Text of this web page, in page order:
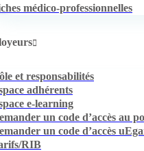
médico-professionnelles
et responsabilités
adhérents
e-learning
un code d’accès au
un code d’accès
RIB